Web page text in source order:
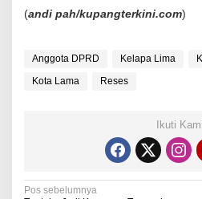
(andi pah/kupangterkini.com)
Anggota DPRD Kelapa Lima
Kota Lama
Reses
Ikuti Kami
Pos sebelumnya